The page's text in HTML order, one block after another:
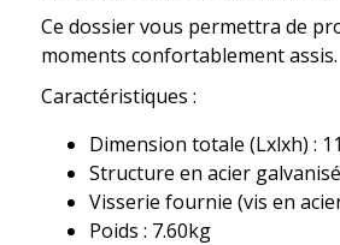
Ce dossier vous permettra de
moments confortablement assis.
Caractéristiques :
Dimension totale (Lxlxh) :
Structure en acier galvanisé
Visserie fournie (vis en
Poids : 7.60kg